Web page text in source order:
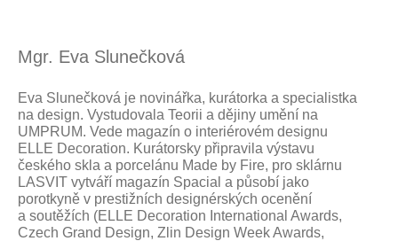
Mgr. Eva Slunečková
Eva Slunečková je novinářka, kurátorka a specialistka
na design. Vystudovala Teorii a dějiny umění na
UMPRUM. Vede magazín o interiérovém designu
ELLE Decoration. Kurátorsky připravila výstavu
českého skla a porcelánu Made by Fire, pro sklárnu
LASVIT vytváří magazín Spacial a působí jako
porotkyně v prestižních designérských ocenění
a soutěžích (ELLE Decoration International Awards,
Czech Grand Design, Zlin Design Week Awards,